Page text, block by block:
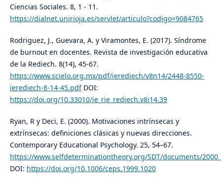
Ciencias Sociales. 8, 1 - 11.
https://dialnet.unirioja.es/servlet/articulo?codigo=9084765
Rodriguez, J., Guevara, A. y Viramontes, E. (2017). Síndrome
de burnout en docentes. Revista de investigación educativa
de la Rediech. 8(14), 45-67.
https://www.scielo.org.mx/pdf/ierediech/v8n14/2448-8550-
ierediech-8-14-45.pdfDOI:
https://doi.org/10.33010/ie_rie_rediech.v8i14.39
Ryan, R y Deci, E. (2000). Motivaciones intrínsecas y
extrínsecas: definiciones clásicas y nuevas direcciones.
Contemporary Educational Psychology. 25, 54–67.
https://www.selfdeterminationtheory.org/SDT/documents/
DOI: https://doi.org/10.1006/ceps.1999.1020